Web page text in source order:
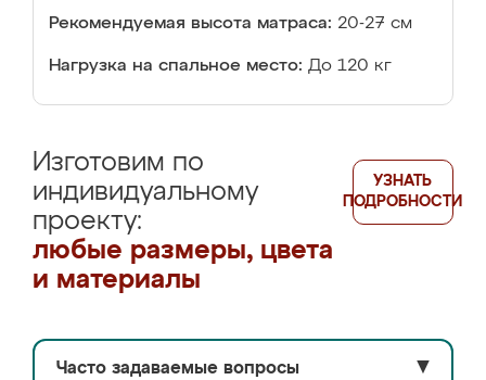
Рекомендуемая высота матраса: 20-27 см
Нагрузка на спальное место: До 120 кг
Изготовим по
индивидуальному
проекту:
любые размеры, цвета
и материалы
УЗНАТЬ
ПОДРОБНОСТИ
Часто задаваемые вопросы ▼